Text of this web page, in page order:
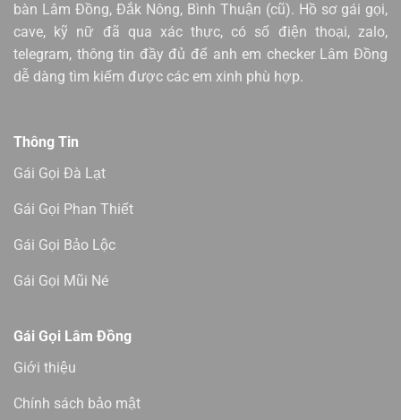
bàn Lâm Đồng, Đắk Nông, Bình Thuận (cũ). Hồ sơ gái gọi,
cave, kỹ nữ đã qua xác thực, có số điện thoại, zalo,
telegram, thông tin đầy đủ để anh em checker Lâm Đồng
dễ dàng tìm kiếm được các em xinh phù hợp.
Thông Tin
Gái Gọi Đà Lạt
Gái Gọi Phan Thiết
Gái Gọi Bảo Lộc
Gái Gọi Mũi Né
Gái Gọi Lâm Đồng
Giới thiệu
Chính sách bảo mật